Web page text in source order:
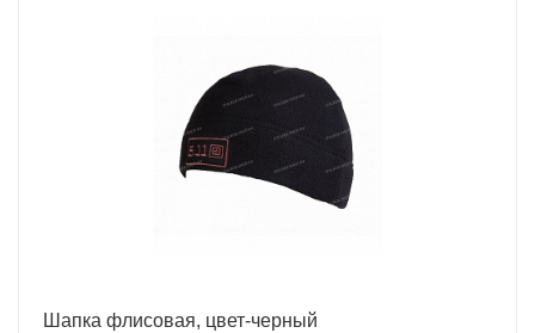
Шапка флисовая, цвет-черный